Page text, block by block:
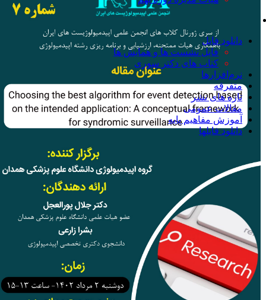
دانلود فایل
فایل نشست ها و همایش ها
کتاب های دکتر سوری
نرم‌افزارها
متفرقه
تازه های نشر
مقالات عمومی
آموزش مفاهیم پایه
دانلود فایلها